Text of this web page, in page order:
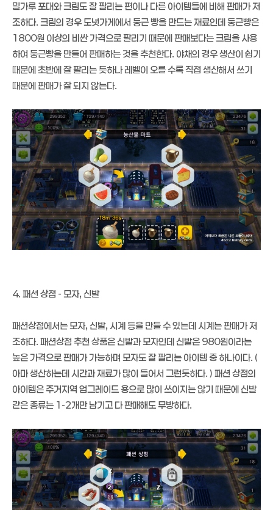
밀가루 포대와 크림도 잘 팔리는 편이나 다른 아이템들에 비해 판매가 저
조하다. 크림의 경우 도넛가게에서 둥근 빵을 만드는 재료인데 둥근빵은
1800원 이상의 비싼 가격으로 팔리기 때문에 판매보다는 크림을 사용
하여 둥근빵을 만들어 판매하는 것을 추천한다. 야채의 경우 생산이 쉽기
때문에 초반에 잘 팔리는 듯하나 레벨이 오를 수록 직접 생산해서 쓰기
때문에 판매가 잘 되지 않는다.
4. 패션 상점 - 모자, 신발
패션상점에서는 모자, 신발, 시계 등을 만들 수 있는데 시계는 판매가 저
조하다. 패션상점 추천 상품은 신발과 모자인데 신발은 980원이라는
높은 가격으로 판매가 가능하며 모자도 잘 팔리는 아이템 중 하나이다. (
아마 생산하는데 시간과 재료가 많이 들어서 그런듯하다. ) 패션 상점의
아이템은 주거지역 업그레이드 용으로 많이 쓰이지는 않기 때문에 신발
같은 종류는 1-2개만 남기고 다 판매해도 무방하다.